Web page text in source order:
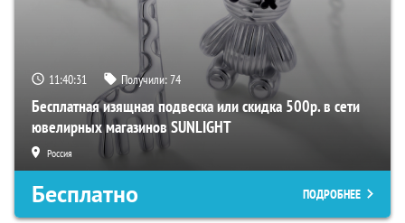
11:40:30 Получили:74
Бесплатная изящная подвеска или скидка 500р. в сети
ювелирных магазинов SUNLIGHT
Россия
Бесплатно ПОДРОБНЕЕ